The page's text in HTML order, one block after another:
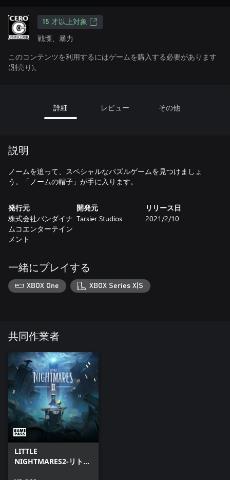
15 才以上対象
戦慄、暴力
このコンテンツを利用するにはゲームを購入する必要があります
(別売り)。
詳細 レビュー その他
説明
ノームを追って、スペシャルなパズルゲームを見つけましょ
う。「ノームの帽子」が手に入ります。
発行元
株式会社バンダイナ
ムコエンターテイン
メント
開発元
Tarsier Studios
リリース日
2021/2/10
一緒にプレイする
XBOX One XBOX Series X|S
共同作業者
LITTLE
NIGHTMARES2-リトル